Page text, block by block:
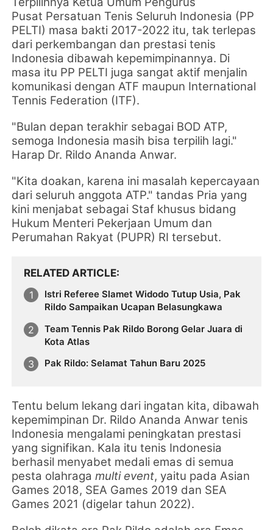
Pusat Persatuan Tenis Seluruh Indonesia (PP
PELTI) masa bakti 2017-2022 itu, tak terlepas
dari perkembangan dan prestasi tenis
Indonesia dibawah kepemimpinannya. Di
masa itu PP PELTI juga sangat aktif menjalin
komunikasi dengan ATF maupun International
Tennis Federation (ITF).
"Bulan depan terakhir sebagai BOD ATP,
semoga Indonesia masih bisa terpilih lagi."
Harap Dr. Rildo Ananda Anwar.
"Kita doakan, karena ini masalah kepercayaan
dari seluruh anggota ATP." tandas Pria yang
kini menjabat sebagai Staf khusus bidang
Hukum Menteri Pekerjaan Umum dan
Perumahan Rakyat (PUPR) RI tersebut.
RELATED ARTICLE
Istri Referee Slamet Widodo Tutup Usia, Pak
Rildo Sampaikan Ucapan Belasungkawa
Team Tennis Pak Rildo Borong Gelar Juara di
Kota Atlas
Pak Rildo: Selamat Tahun Baru 2025
Tentu belum lekang dari ingatan kita, dibawah
kepemimpinan Dr. Rildo Ananda Anwar tenis
Indonesia mengalami peningkatan prestasi
yang signifikan. Kala itu tenis Indonesia
berhasil menyabet medali emas di semua
pesta olahragamulti event, yaitu pada Asian
Games 2018, SEA Games 2019 dan SEA
Games 2021 (digelar tahun 2022).